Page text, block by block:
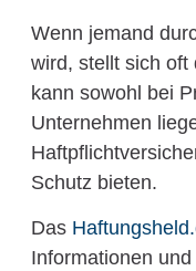
Wenn jemand
wird, stellt sich oft
kann sowohl bei
Unternehmen
Schutz bieten.
Das
Informationen